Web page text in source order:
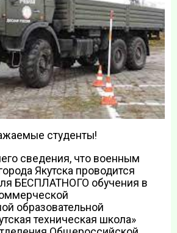
студенты!
сведения, что военным
Якутска проводится
БЕСПЛАТНОГО обучения в
образовательной
техническая школа»